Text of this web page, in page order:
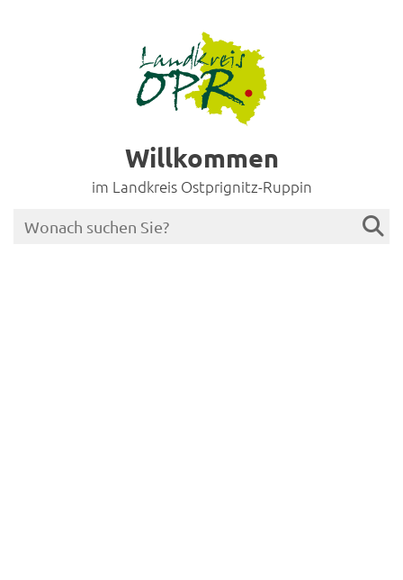
Willkommen
im Landkreis Ostprignitz-Ruppin